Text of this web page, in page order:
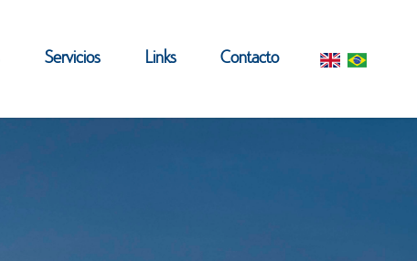
Servicios Links Contacto